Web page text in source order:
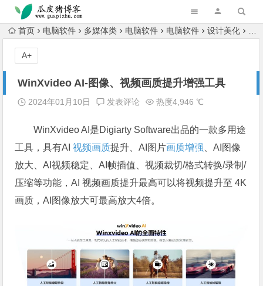
跳转到主内容
首页 电脑软件 多媒体类 电脑软件 电脑软件 设计美化
WinXvideo AI-图像、视频画质提升增强工具
2024年01月10日 发表评论 热度4,946 ℃
WinXvideo AI是Digiarty Software出品的一款多用途
工具，具有AI视频画质提升、AI图片画质增强 、AI图像
放大、AI视频稳定、AI帧插值、视频裁切/格式转换/录制/
压缩等功能，AI 视频画质提升最高可以将视频提升至 4K
画质，AI图像放大可最高放大4倍。
A+